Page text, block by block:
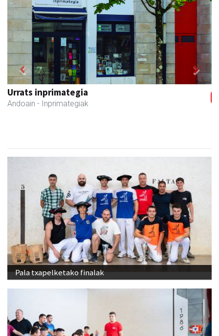
Ondarreta taberna
Andoain - Tabernak
Previous Next
Pala txapelketako finalak